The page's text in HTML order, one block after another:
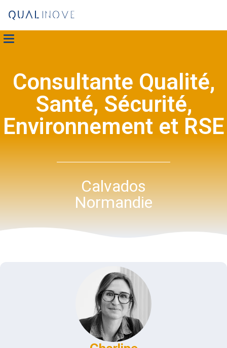
Consultante Qualité,
Santé, Sécurité,
Environnement et RSE
Calvados
Normandie